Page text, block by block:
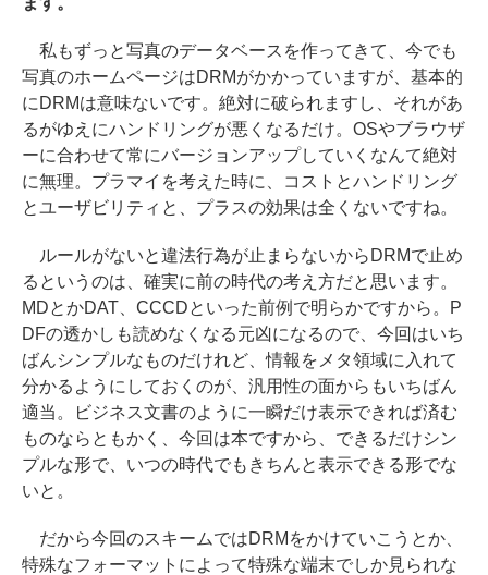
私もずっと写真のデータベースを作ってきて、今でも
写真のホームページはDRMがかかっていますが、基本的
にDRMは意味ないです。絶対に破られますし、それがあ
るがゆえにハンドリングが悪くなるだけ。OSやブラウザ
ーに合わせて常にバージョンアップしていくなんて絶対
に無理。プラマイを考えた時に、コストとハンドリング
とユーザビリティと、プラスの効果は全くないですね。
ルールがないと違法行為が止まらないからDRMで止め
るというのは、確実に前の時代の考え方だと思います。
MDとかDAT、CCCDといった前例で明らかですから。P
DFの透かしも読めなくなる元凶になるので、今回はいち
ばんシンプルなものだけれど、情報をメタ領域に入れて
分かるようにしておくのが、汎用性の面からもいちばん
適当。ビジネス文書のように一瞬だけ表示できれば済む
ものならともかく、今回は本ですから、できるだけシン
プルな形で、いつの時代でもきちんと表示できる形でな
いと。
だから今回のスキームではDRMをかけていこうとか、
特殊なフォーマットによって特殊な端末でしか見られな